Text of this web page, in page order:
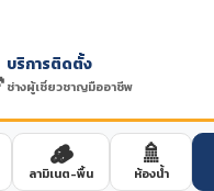
บริการติดตั้ง
ช่างผู้เชี่ยวชาญมืออาชีพ
🪵
ลามิเนต-พื้น
🚿
ห้องน้ำ